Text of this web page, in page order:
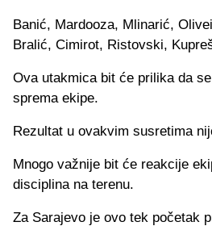
Banić, Mardooza, Mlinarić,
Bralić, Cimirot, Ristovski,
Ova utakmica bit će prilika da
sprema ekipe.
Rezultat u ovakvim susretima
Mnogo važnije bit će reakcije
disciplina na terenu.
Za Sarajevo je ovo tek početak